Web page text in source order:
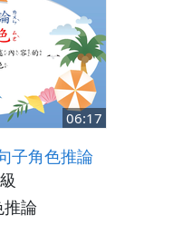
06:17
子角色推論
論